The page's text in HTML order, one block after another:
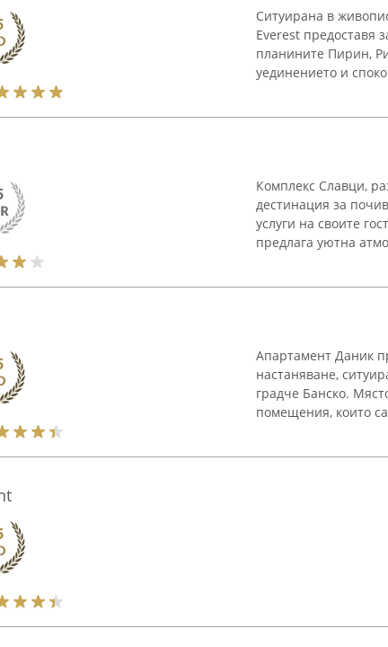
Ситуирана в
Everest предоставя
планините Пирин,
уединението и
Комплекс Славци,
дестинация за
услуги на своите
предлага уютна
Апартамент Даник
настаняване,
градче Банско.
помещения, които